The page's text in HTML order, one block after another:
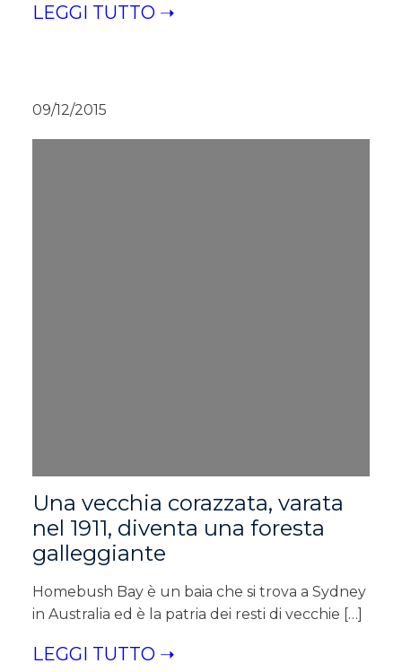
LEGGI TUTTO ➝
09/12/2015
Una vecchia corazzata, varata
nel 1911, diventa una foresta
galleggiante
Homebush Bay è un baia che si trova a Sydney
in Australia ed è la patria dei resti di vecchie […]
LEGGI TUTTO ➝